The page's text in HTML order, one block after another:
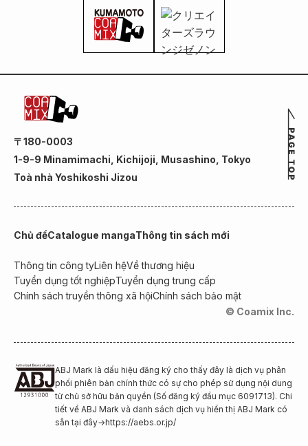
〒180-0003
1-9-9 Minamimachi, Kichijoji, Musashino, Tokyo
Toà nhà Yoshikoshi Jizou
Chủ đềCatalogue mangaThông tin sách mới
Thông tin công tyLiên hệVề thương hiệu
Tuyển dụng tốt nghiệpTuyển dụng trung cấp
Chính sách truyền thông xã hộiChính sách bảo mật
© Coamix Inc.
ABJ Mark là dấu hiệu đăng ký cho thấy đây là dịch vụ phân
phối phiên bản chính thức có sự cho phép sử dụng nội dung
từ chủ sở hữu bản quyền (Số đăng ký đầu mục 6091713). Chi
tiết về ABJ Mark và danh sách dịch vụ hiển thị ABJ Mark có
sẵn tại đây→https://aebs.or.jp/